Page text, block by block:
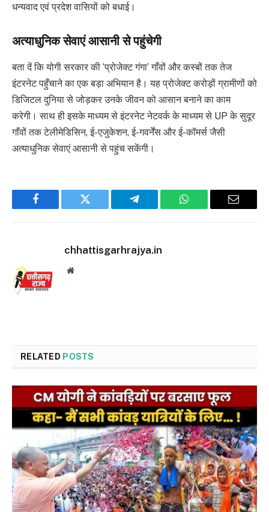
धन्यवाद एवं प्रदेश वासियों को बधाई।
अत्याधुनिक सेवाएं आसानी से पहुंचेगी
बता दें कि योगी सरकार की ‘प्रोजेक्ट गंगा’ गाँवों और कस्बों तक तेज
इंटरनेट पहुँचाने का एक बड़ा अभियान है। यह प्रोजेक्ट करोड़ों ग्रामीणों को
डिजिटल दुनिया से जोड़कर उनके जीवन को आसान बनाने का काम
करेगी। साथ ही इसके माध्यम से इंटरनेट नेटवर्क के माध्यम से UP के सुदूर
गाँवों तक टेलीमेडिसिन, ई-एजुकेशन, ई-गवर्नेंस और ई-कॉमर्स जैसी
अत्याधुनिक सेवाएं आसानी से पहुंच सकेंगी।
Facebook Twitter Telegram WhatsApp Email
chhattisgarhrajya.in
Website
RELATED POSTS